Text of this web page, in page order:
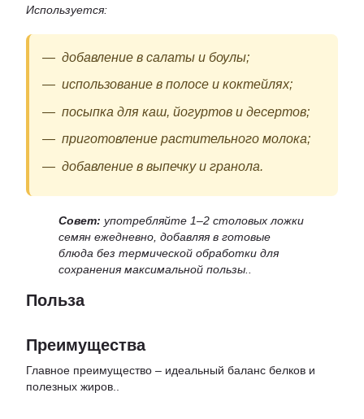
Используется:
добавление в салаты и боулы;
использование в полосе и коктейлях;
посыпка для каш, йогуртов и десертов;
приготовление растительного молока;
добавление в выпечку и гранола.
Совет: употребляйте 1–2 столовых ложки
семян ежедневно, добавляя в готовые
блюда без термической обработки для
сохранения максимальной пользы..
Польза
Преимущества
Главное преимущество – идеальный баланс белков и
полезных жиров..